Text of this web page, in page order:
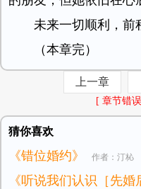
未来一切顺利，前
（本章完）
上一章
[ 章节错
猜你喜欢
《错位婚约》 作者：汀杺
《听说我们认识［先婚